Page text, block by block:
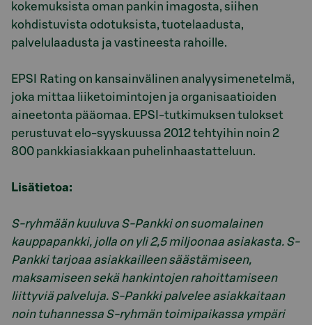
kokemuksista oman pankin imagosta, siihen
kohdistuvista odotuksista, tuotelaadusta,
palvelulaadusta ja vastineesta rahoille.
EPSI Rating on kansainvälinen analyysimenetelmä,
joka mittaa liiketoimintojen ja organisaatioiden
aineetonta pääomaa. EPSI-tutkimuksen tulokset
perustuvat elo-syyskuussa 2012 tehtyihin noin 2
800 pankkiasiakkaan puhelinhaastatteluun.
Lisätietoa:
S-ryhmään kuuluva S-Pankki on suomalainen
kauppapankki, jolla on yli 2,5 miljoonaa asiakasta. S-
Pankki tarjoaa asiakkailleen säästämiseen,
maksamiseen sekä hankintojen rahoittamiseen
liittyviä palveluja. S-Pankki palvelee asiakkaitaan
noin tuhannessa S-ryhmän toimipaikassa ympäri